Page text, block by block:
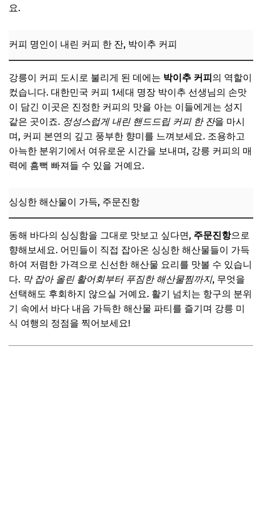
요.
커피 명인이 내린 커피 한 잔, 박이추 커피
강릉이 커피 도시로 불리게 된 데에는 박이추 커피 의 역할이
컸습니다. 대한민국 커피 1세대 명장 박이추 선생님의 손맛
이 담긴 이곳은 진정한 커피의 맛을 아는 이들에게는 성지
같은 곳이죠. 정성스럽게 내린 핸드드립 커피 한 잔을 마시
며, 커피 본연의 깊고 풍부한 향미를 느껴보세요. 조용하고
아늑한 분위기에서 여유로운 시간을 보내며, 강릉 커피의 매
력에 흠뻑 빠져들 수 있을 거예요.
싱싱한 해산물이 가득, 주문진항
동해 바다의 싱싱함을 그대로 맛보고 싶다면, 주문진항으로
향해보세요. 어민들이 직접 잡아온 싱싱한 해산물들이 가득
하여 저렴한 가격으로 신선한 해산물 요리를 맛볼 수 있습니
다. 막 잡아 올린 활어회부터 푸짐한 해산물찜까지, 무엇을
선택해도 후회하지 않으실 거예요. 활기 넘치는 항구의 분위
기 속에서 바다 내음 가득한 해산물 파티를 즐기며 강릉 미
식 여행의 정점을 찍어보세요!